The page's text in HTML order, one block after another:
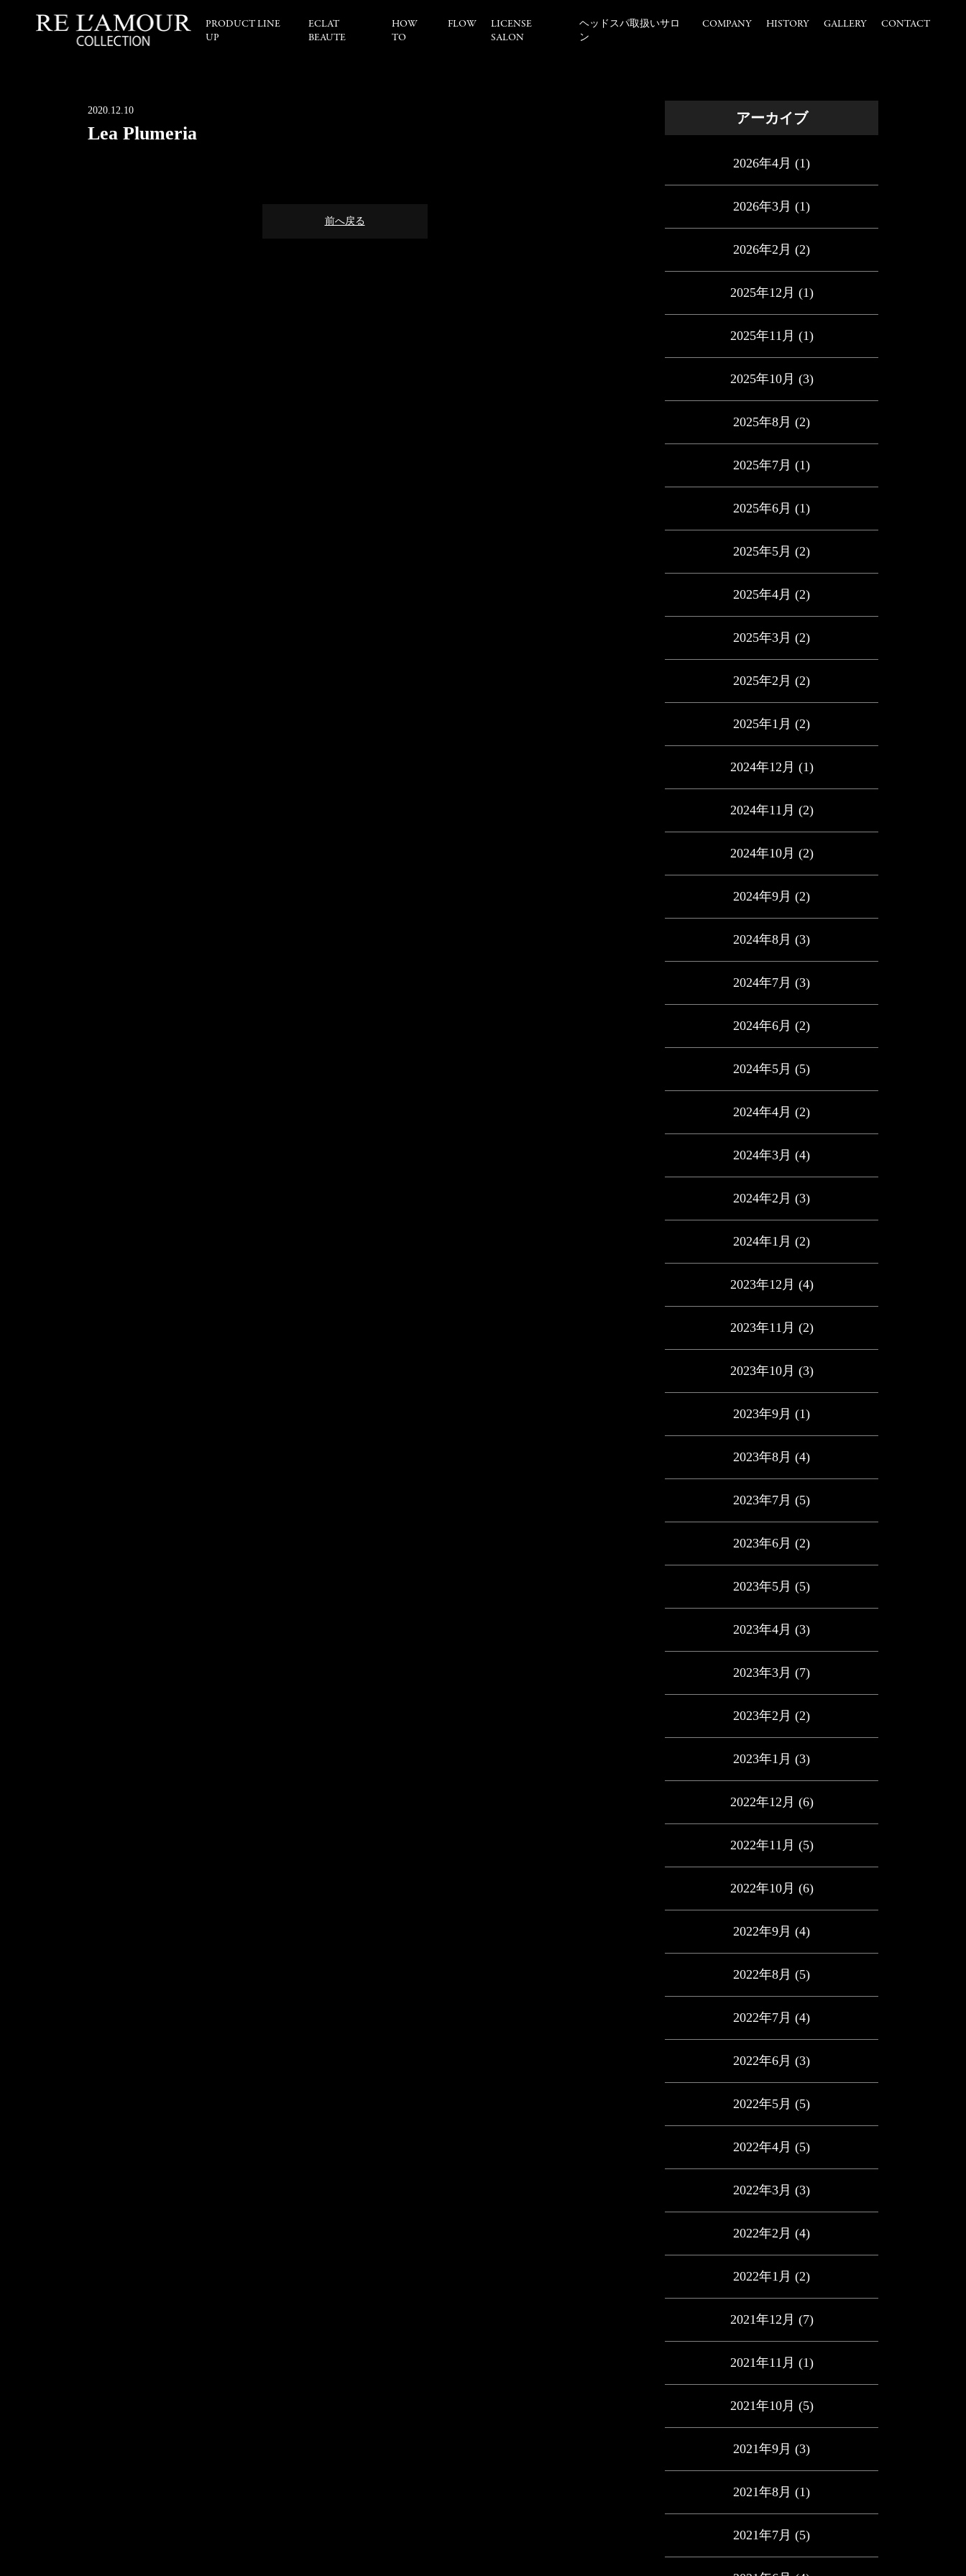
PRODUCT LINE
UP
ECLAT
BEAUTE
HOW
TO
FLOW
LICENSE
SALON
ヘッドスパ取扱いサロ
ン
COMPANY HISTORY GALLERY CONTACT
2020.12.10
Lea Plumeria
前へ戻る
アーカイブ
2026年4月 (1)
2026年3月 (1)
2026年2月 (2)
2025年12月 (1)
2025年11月 (1)
2025年10月 (3)
2025年8月 (2)
2025年7月 (1)
2025年6月 (1)
2025年5月 (2)
2025年4月 (2)
2025年3月 (2)
2025年2月 (2)
2025年1月 (2)
2024年12月 (1)
2024年11月 (2)
2024年10月 (2)
2024年9月 (2)
2024年8月 (3)
2024年7月 (3)
2024年6月 (2)
2024年5月 (5)
2024年4月 (2)
2024年3月 (4)
2024年2月 (3)
2024年1月 (2)
2023年12月 (4)
2023年11月 (2)
2023年10月 (3)
2023年9月 (1)
2023年8月 (4)
2023年7月 (5)
2023年6月 (2)
2023年5月 (5)
2023年4月 (3)
2023年3月 (7)
2023年2月 (2)
2023年1月 (3)
2022年12月 (6)
2022年11月 (5)
2022年10月 (6)
2022年9月 (4)
2022年8月 (5)
2022年7月 (4)
2022年6月 (3)
2022年5月 (5)
2022年4月 (5)
2022年3月 (3)
2022年2月 (4)
2022年1月 (2)
2021年12月 (7)
2021年11月 (1)
2021年10月 (5)
2021年9月 (3)
2021年8月 (1)
2021年7月 (5)